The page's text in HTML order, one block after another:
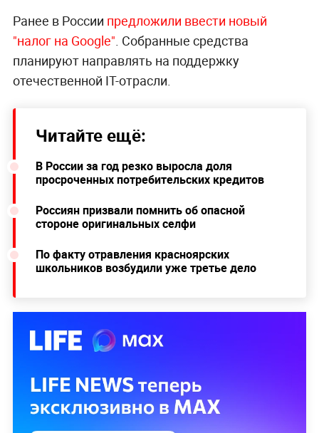
Ранее в России предложили ввести новый
"налог на Google" . Собранные средства
планируют направлять на поддержку
отечественной IT-отрасли.
Читайте ещё:
В России за год резко выросла доля
просроченных потребительских кредитов
Россиян призвали помнить об опасной
стороне оригинальных селфи
По факту отравления красноярских
школьников возбудили уже третье дело